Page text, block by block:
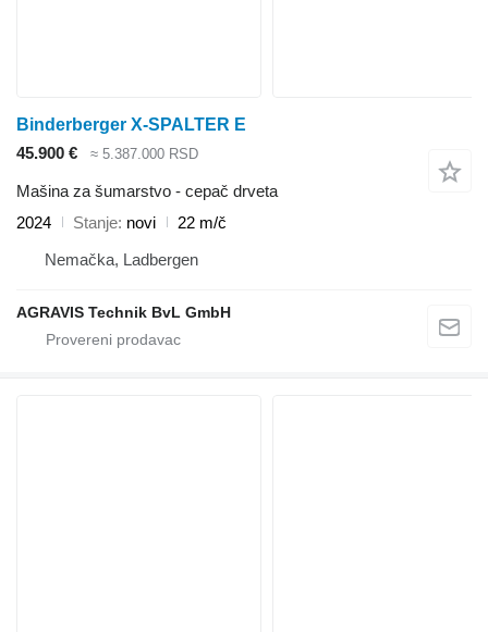
Binderberger X-SPALTER E
45.900 €
≈ 5.387.000 RSD
Mašina za šumarstvo - cepač drveta
2024
Stanje novi
22 m/č
Nemačka, Ladbergen
AGRAVIS Technik BvL GmbH